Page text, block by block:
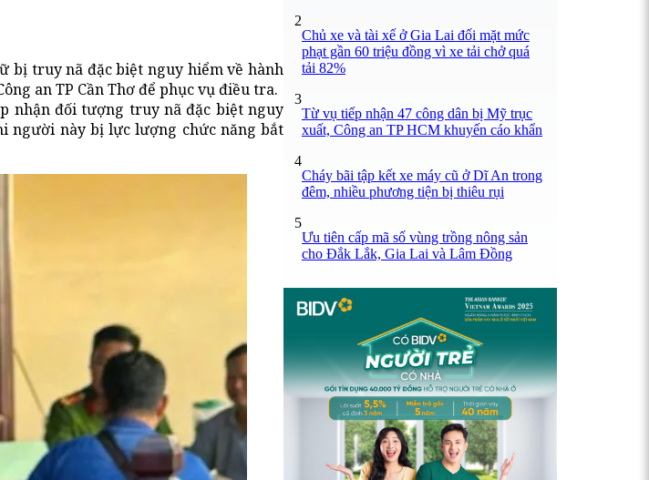
bị truy nã đặc biệt nguy hiểm về hành
an TP Cần Thơ để phục vụ điều tra.
nhận đối tượng truy nã đặc biệt nguy
người này bị lực lượng chức năng bắt
2
Chủ xe và tài xế ở Gia Lai đối mặt mức
phạt gần 60 triệu đồng vì xe tải chở quá
tải 82%
3
Từ vụ tiếp nhận 47 công dân bị Mỹ trục
xuất, Công an TP HCM khuyến cáo khẩn
4
Cháy bãi tập kết xe máy cũ ở Dĩ An trong
đêm, nhiều phương tiện bị thiêu rụi
5
Ưu tiên cấp mã số vùng trồng nông sản
cho Đắk Lắk, Gia Lai và Lâm Đồng